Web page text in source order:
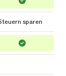
sparen